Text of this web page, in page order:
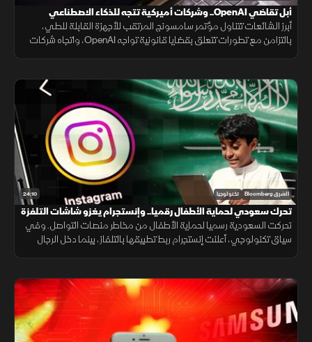
أبل تقاضي OpenAI.. وشركات أميركية تتجه للذكاء الاصطناعي
الصيني
أبرز الشائعات تتناول مؤتمر سامسونج المرتقب للأجهزة القابلة للطي،
بالتزامن مع تطورات تتعلق بقضايا قانونية تواجه OpenAI، واتجاه شركات
24:10 الشرق Bloomberg تكنولوجيا
تحرك سعودي لحماية الأطفال رقميا.. وإنستجرام يغزو شاشات التلفزة
تحركت السعودية رسميا لحماية الأطفال من مخاطر منصات التواصل. وفي
سياق تكنولوجي، أعلنت إنستجرام ربط تطبيقها بالتلفاز، بينما دخل الرجال